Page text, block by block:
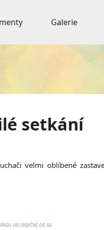
Galerie
setkání
velmi oblíbené